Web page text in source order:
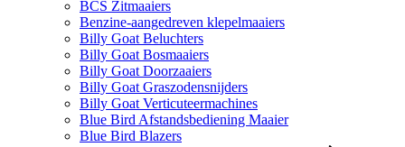
BCS Zitmaaiers
Benzine-aangedreven klepelmaaiers
Billy Goat Beluchters
Billy Goat Bosmaaiers
Billy Goat Doorzaaiers
Billy Goat Graszodensnijders
Billy Goat Verticuteermachines
Blue Bird Afstandsbediening Maaier
Blue Bird Blazers